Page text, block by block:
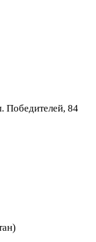
Победителей, 84